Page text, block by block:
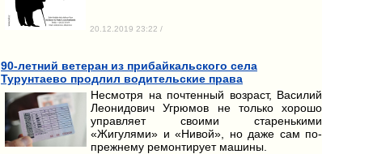
20.12.2019 23:22 /
90-летний ветеран из прибайкальского села
Турунтаево продлил водительские права
Несмотря на почтенный возраст, Василий
Леонидович Угрюмов не только хорошо
управляет своими старенькими
«Жигулями» и «Нивой», но даже сам по-
прежнему ремонтирует машины.